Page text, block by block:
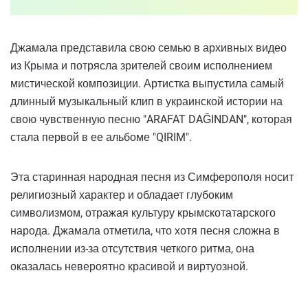
Джамала представила свою семью в архивных видео
из Крыма и потрясла зрителей своим исполнением
мистической композиции. Артистка выпустила самый
длинный музыкальный клип в украинской истории на
свою чувственную песню "ARAFAT DAĞINDAN", которая
стала первой в ее альбоме "QIRIM".
Эта старинная народная песня из Симферополя носит
религиозный характер и обладает глубоким
символизмом, отражая культуру крымскотатарского
народа. Джамала отметила, что хотя песня сложна в
исполнении из-за отсутствия четкого ритма, она
оказалась невероятно красивой и виртуозной.